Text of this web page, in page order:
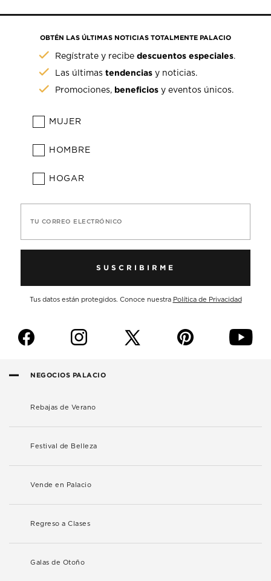
OBTÉN LAS ÚLTIMAS NOTICIAS TOTALMENTE PALACIO
Regístrate y recibedescuentos especiales.
Las últimastendencias y noticias.
Promociones, beneficios y eventos únicos.
MUJER
HOMBRE
HOGAR
TU CORREO ELECTRÓNICO
SUSCRIBIRME
Tus datos están protegidos. Conoce nuestra Política de Privacidad
f i p y
NEGOCIOS PALACIO
Rebajas de Verano
Festival de Belleza
Vende en Palacio
Regreso a Clases
Galas de Otoño